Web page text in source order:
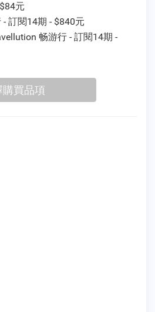
元
訂閱14期 - $840元
畅游行 - 訂閱14期 -